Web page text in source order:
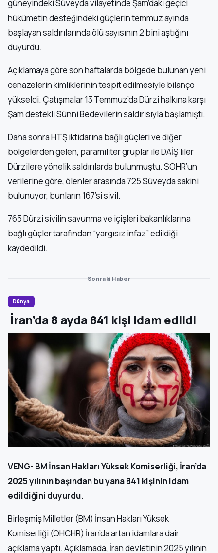
güneyindeki Süveyda vilayetinde Şam’daki geçici
hükümetin desteğindeki güçlerin temmuz ayında
başlayan saldırılarında ölü sayısının 2 bini aştığını
duyurdu.
Açıklamaya göre son haftalarda bölgede bulunan yeni
cenazelerin kimliklerinin tespit edilmesiyle bilanço
yükseldi. Çatışmalar 13 Temmuz’da Dürzi halkına karşı
Şam destekli Sünni Bedevilerin saldırısıyla başlamıştı.
Daha sonra HTŞ iktidarına bağlı güçleri ve diğer
bölgelerden gelen, paramiliter gruplar ile DAİŞ’liler
Dürzilere yönelik saldırılarda bulunmuştu. SOHR’un
verilerine göre, ölenler arasında 725 Süveyda sakini
bulunuyor, bunların 167’si sivil.
765 Dürzi sivilin savunma ve içişleri bakanlıklarına
bağlı güçler tarafından “yargısız infaz” edildiği
kaydedildi.
Sonraki Haber
Dünya
İran’da 8 ayda 841 kişi idam edildi
VENG- BM İnsan Hakları Yüksek Komiserliği, İran’da
2025 yılının başından bu yana 841 kişinin idam
edildiğini duyurdu.
Birleşmiş Milletler (BM) İnsan Hakları Yüksek
Komiserliği (OHCHR) İran’da artan idamlara dair
açıklama yaptı. Açıklamada, İran devletinin 2025 yılının